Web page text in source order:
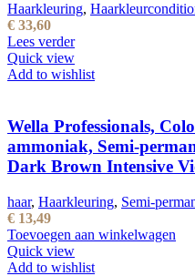
Haarkleuring,
€ 33,60
Lees verder
Quick view
Add to wishlist
Wella Professionals,
ammoniak, Semi-
Dark Brown Intensive
haar, Haarkleuring, Semi-
€ 13,49
Toevoegen aan winkelwagen
Quick view
Add to wishlist